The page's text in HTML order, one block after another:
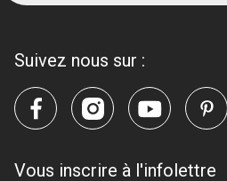
Suivez nous sur :
Vous inscrire à l'infolettre